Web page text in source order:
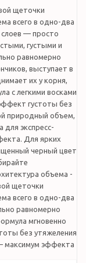
щеточки
всего в одно-два
слоев — просто
густыми и
равномерно
выступает в
их у корня,
с легкими восками
густоты без
природный объем,
для экспресс-
Для ярких
черный цвет
объема -
щеточки
всего в одно-два
равномерно
мгновенно
без утяжеления
максимум эффекта